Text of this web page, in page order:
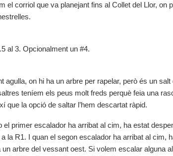
el corriol que va planejant fins al Collet del Llor, on
al 3. Opcionalment un #4.
agulla, on hi ha un arbre per rapelar, però és un
teníem els peus molt freds perquè feia una
que la opció de saltar l’hem descartat ràpid.
el primer escalador ha arribat al cim, ha estat
la R1. I quan el segon escalador ha arribat al cim,
arbre del vessant oest. Si volem escalar alguna